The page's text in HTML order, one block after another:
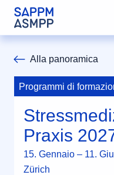
Alla panoramica
Programmi di
Praxis
15. Gennaio – 11.
Zürich